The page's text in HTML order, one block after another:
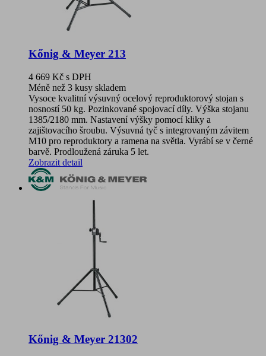
Kőnig & Meyer 213
4 669 Kč s DPH
Méně než 3 kusy skladem
Vysoce kvalitní výsuvný ocelový reproduktorový stojan s
nosností 50 kg. Pozinkované spojovací díly. Výška stojanu
1385/2180 mm. Nastavení výšky pomocí kliky a
zajištovacího šroubu. Výsuvná tyč s integrovaným závitem
M10 pro reproduktory a ramena na světla. Vyrábí se v černé
barvě. Prodloužená záruka 5 let.
Zobrazit detail
Kőnig & Meyer 21302